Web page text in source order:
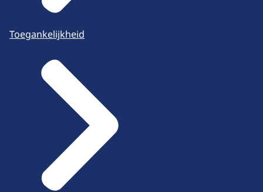
Toegankelijkheid